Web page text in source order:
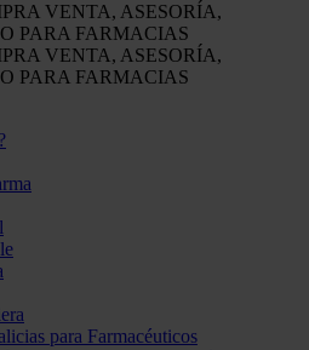
VENTA, ASESORÍA,
PARA FARMACIAS
VENTA, ASESORÍA,
PARA FARMACIAS
para Farmacéuticos